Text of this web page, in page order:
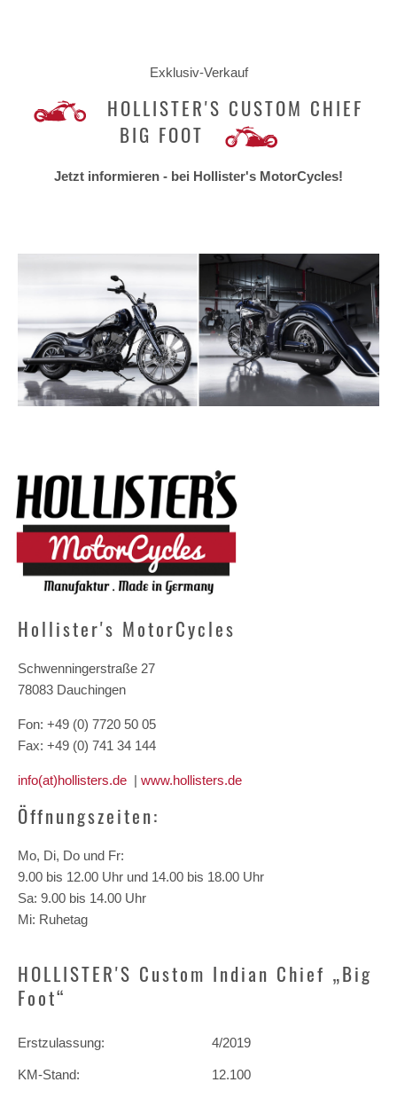
Exklusiv-Verkauf
HOLLISTER'S CUSTOM CHIEF
BIG FOOT
Jetzt informieren - bei Hollister's MotorCycles!
Hollister's MotorCycles
Schwenningerstraße 27
78083 Dauchingen
Fon: +49 (0) 7720 50 05
Fax: +49 (0) 741 34 144
info(at)hollisters.de | www.hollisters.de
Öffnungszeiten:
Mo, Di, Do und Fr:
9.00 bis 12.00 Uhr und 14.00 bis 18.00 Uhr
Sa: 9.00 bis 14.00 Uhr
Mi: Ruhetag
HOLLISTER'S Custom Indian Chief „Big
Foot“
Erstzulassung: 4/2019
KM-Stand: 12.100